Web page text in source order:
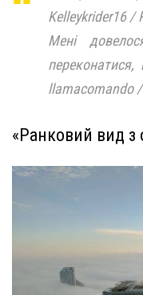
Kelleykrider16 /
Мені
llamacomando
«Ранковий вид з